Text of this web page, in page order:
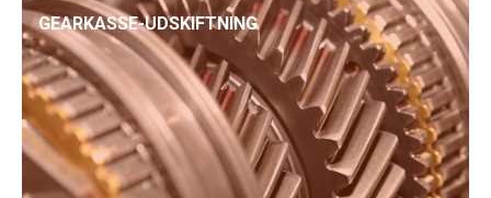
GEARKASSE-UDSKIFTNING